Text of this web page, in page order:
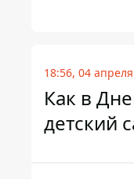
18:56, 04
Как в
детский